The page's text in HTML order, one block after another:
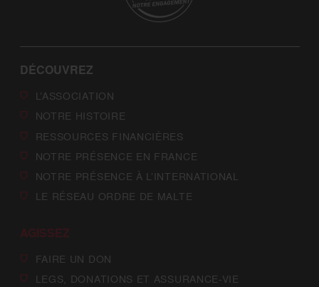
DÉCOUVREZ
L’ASSOCIATION
NOTRE HISTOIRE
RESSOURCES FINANCIÈRES
NOTRE PRÉSENCE EN FRANCE
NOTRE PRÉSENCE À L’INTERNATIONAL
LE RÉSEAU ORDRE DE MALTE
AGISSEZ
FAIRE UN DON
LEGS, DONATIONS ET ASSURANCE-VIE